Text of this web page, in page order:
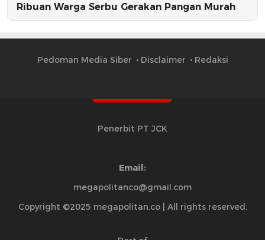
Ribuan Warga Serbu Gerakan Pangan Murah
Pedoman Media Siber Disclaimer Redaksi
Penerbit PT JCK
Email:
megapolitanco@gmail.com
Copyright ©2025 megapolitan.co | All rights reserved.